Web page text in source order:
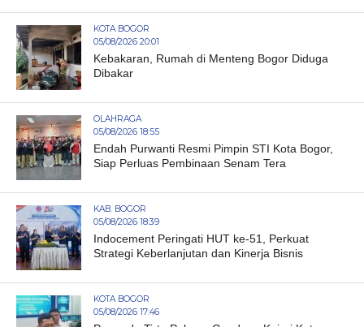
KOTA BOGOR
05/08/2026 20:01
Kebakaran, Rumah di Menteng Bogor Diduga
Dibakar
OLAHRAGA
05/08/2026 18:55
Endah Purwanti Resmi Pimpin STI Kota Bogor,
Siap Perluas Pembinaan Senam Tera
KAB. BOGOR
05/08/2026 18:39
Indocement Peringati HUT ke-51, Perkuat
Strategi Keberlanjutan dan Kinerja Bisnis
KOTA BOGOR
05/08/2026 17:46